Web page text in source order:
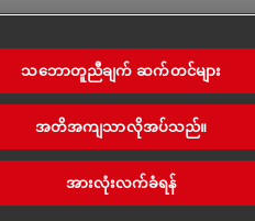
သဘောတူညီချက် ဆက်တင်များ
အတိအကျသာလိုအပ်သည်။
အားလုံးလက်ခံရန်